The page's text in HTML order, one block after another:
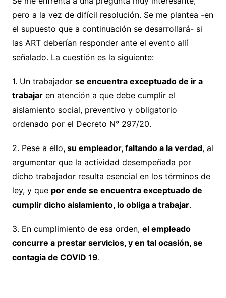
pero a la vez de difícil resolución. Se me plantea -en
el supuesto que a continuación se desarrollará- si
las ART deberían responder ante el evento allí
señalado. La cuestión es la siguiente:
1. Un trabajador se encuentra exceptuado de ir a
trabajaren atención a que debe cumplir el
aislamiento social, preventivo y obligatorio
ordenado por el Decreto N° 297/20.
2. Pese a ello, su empleador, faltando a la verdad, al
argumentar que la actividad desempeñada por
dicho trabajador resulta esencial en los términos de
ley, y que por ende se encuentra exceptuado de
cumplir dicho aislamiento, lo obliga a trabajar.
3. En cumplimiento de esa orden, el empleado
concurre a prestar servicios, y en tal ocasión, se
contagia de COVID 19.